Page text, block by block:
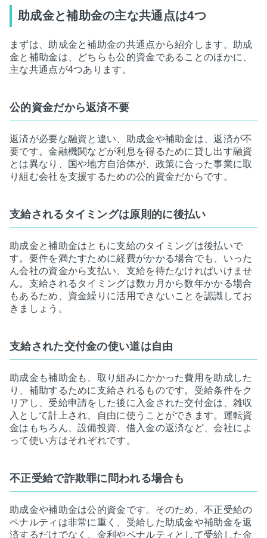
助成金と補助金の主な共通点は4つ
まずは、助成金と補助金の共通点から紹介します。助成
金と補助金は、どちらも公的資金であることのほかに、
主な共通点が4つあります。
公的資金だから返済不要
返済が必要な融資と違い、助成金や補助金は、返済が不
要です。金融機関などが利息を得るために貸し出す融資
とは異なり、国や地方自治体が、政策に合った事業に取
り組む会社を支援するための公的資金だからです。
支給されるタイミングは原則的に後払い
助成金と補助金はともに支給のタイミングは後払いで
す。要件を満たすために経費がかかる場合でも、いった
ん会社の資金から支払い、支給を待たなければいけませ
ん。支給されるタイミングは数カ月から数年かかる場合
もあるため、資金繰りに活用できないことを認識してお
きましょう。
支給された交付金の使い道は自由
助成金も補助金も、取り組みにかかった費用を助成した
り、補助するために支給されるものです。受給条件をク
リアし、受給申請をした後に入金された交付金は、雑収
入として計上され、自由に使うことができます。運転資
金はもちろん、設備投資、借入金の返済など、会社によ
って使い方はそれぞれです。
不正受給で詐欺罪に問われる場合も
助成金や補助金は公的資金です。そのため、不正受給の
ペナルティは非常に重く、受給した助成金や補助金を返
済するだけでなく、金利やペナルティとして受給した金